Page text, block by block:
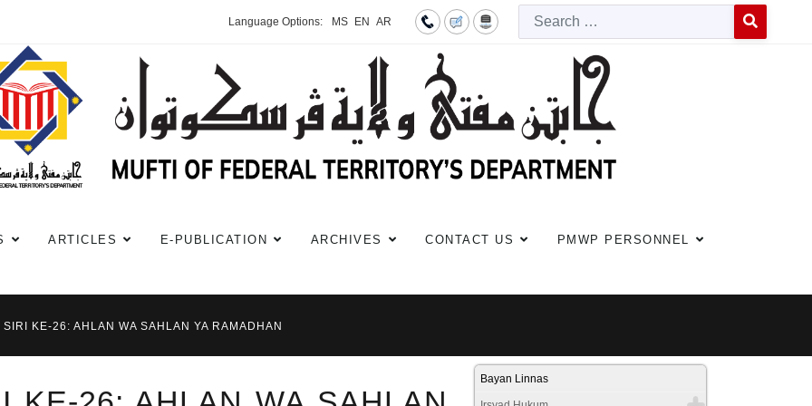
Language Options: MS EN AR
ARTICLES E-PUBLICATION ARCHIVES CONTACT US PMWP PERSONNEL
SIRI KE-26: AHLAN WA SAHLAN YA RAMADHAN
Bayan Linnas